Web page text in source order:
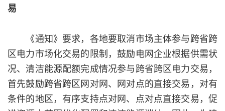
易
《通知》要求，各地要取消市场主体参与跨省跨
区电力市场化交易的限制，鼓励电网企业根据供需状
况、清洁能源配额完成情况参与跨省跨区电力交易，
首先鼓励跨省跨区网对网、网对点的直接交易，对有
条件的地区，有序支持点对网、点对点直接交易，促